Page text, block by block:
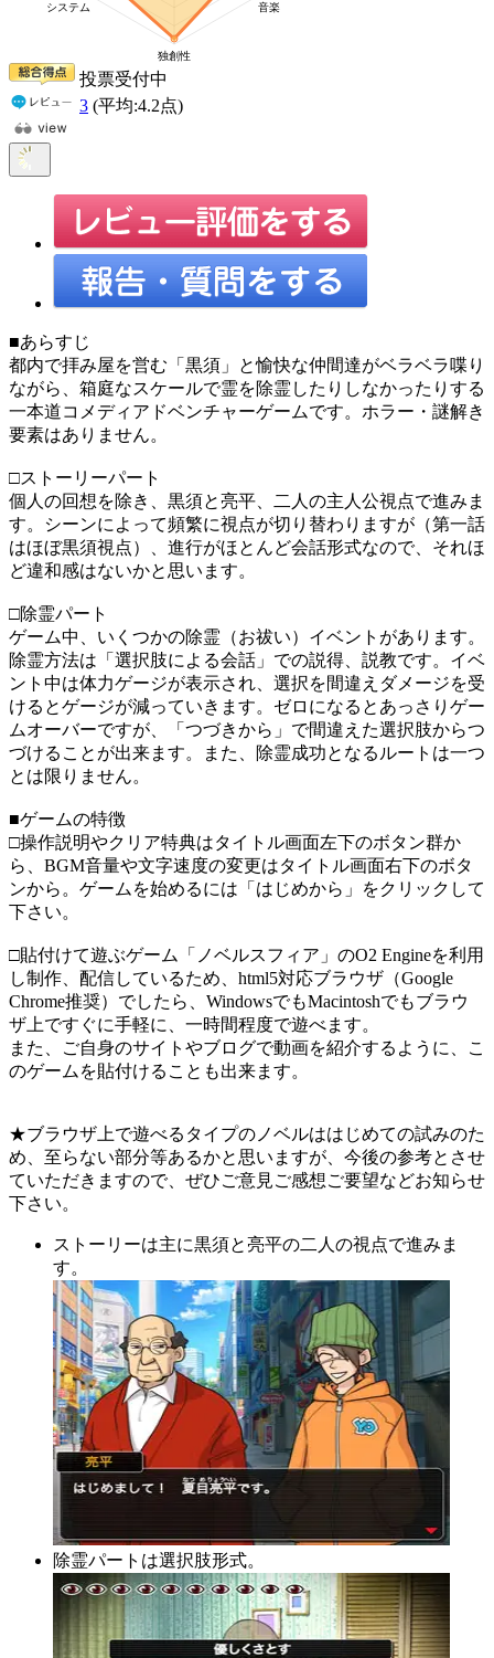
投票受付中
3 (平均:4.2点)
■あらすじ
都内で拝み屋を営む「黒須」と愉快な仲間達がベラベラ喋り
ながら、箱庭なスケールで霊を除霊したりしなかったりする
一本道コメディアドベンチャーゲームです。ホラー・謎解き
要素はありません。
□ストーリーパート
個人の回想を除き、黒須と亮平、二人の主人公視点で進みま
す。シーンによって頻繁に視点が切り替わりますが（第一話
はほぼ黒須視点）、進行がほとんど会話形式なので、それほ
ど違和感はないかと思います。
□除霊パート
ゲーム中、いくつかの除霊（お祓い）イベントがあります。
除霊方法は「選択肢による会話」での説得、説教です。イベ
ント中は体力ゲージが表示され、選択を間違えダメージを受
けるとゲージが減っていきます。ゼロになるとあっさりゲー
ムオーバーですが、「つづきから」で間違えた選択肢からつ
づけることが出来ます。また、除霊成功となるルートは一つ
とは限りません。
■ゲームの特徴
□操作説明やクリア特典はタイトル画面左下のボタン群か
ら、BGM音量や文字速度の変更はタイトル画面右下のボタ
ンから。ゲームを始めるには「はじめから」をクリックして
下さい。
□貼付けて遊ぶゲーム「ノベルスフィア」のO2 Engineを利用
し制作、配信しているため、html5対応ブラウザ（Google
Chrome推奨）でしたら、WindowsでもMacintoshでもブラウ
ザ上ですぐに手軽に、一時間程度で遊べます。
また、ご自身のサイトやブログで動画を紹介するように、こ
のゲームを貼付けることも出来ます。
★ブラウザ上で遊べるタイプのノベルははじめての試みのた
め、至らない部分等あるかと思いますが、今後の参考とさせ
ていただきますので、ぜひご意見ご感想ご要望などお知らせ
下さい。
ストーリーは主に黒須と亮平の二人の視点で進みま
す。
除霊パートは選択肢形式。